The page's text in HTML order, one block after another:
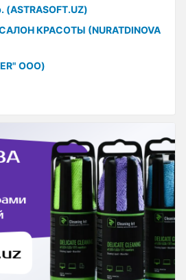
САЛОН КРАСОТЫ (NURATDINOVA
ООО)